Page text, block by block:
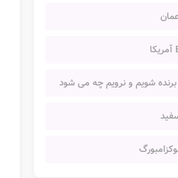
برنده شویم و نرویم چه می شود